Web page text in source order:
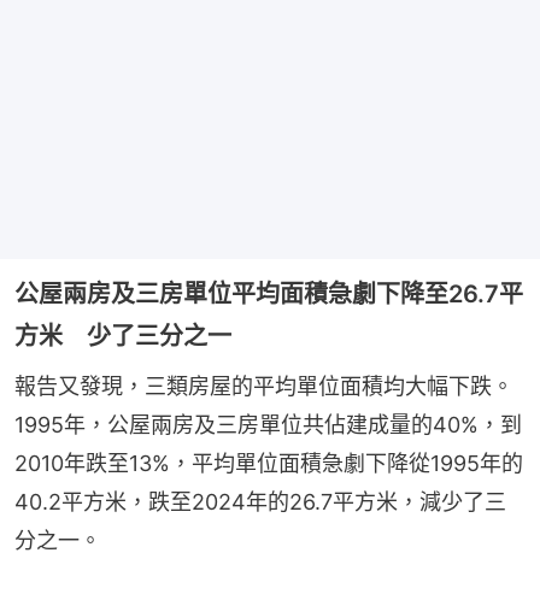
公屋兩房及三房單位平均面積急劇下降至26.7平
方米 少了三分之一
報告又發現，三類房屋的平均單位面積均大幅下跌。
1995年，公屋兩房及三房單位共佔建成量的40%，到
2010年跌至13%，平均單位面積急劇下降從1995年的
40.2平方米，跌至2024年的26.7平方米，減少了三
分之一。